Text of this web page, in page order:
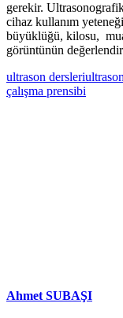
gerekir.
cihaz kullanım
büyüklüğü, kilosu,
görüntünün
ultrason dersleri
çalışma prensibi
Ahmet SUBAŞI